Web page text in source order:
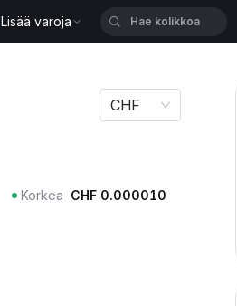
Lisää varoja
CHF
Korkea CHF 0.000010